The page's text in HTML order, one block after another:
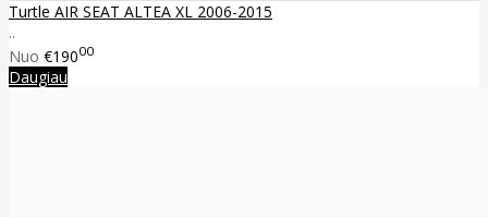
Turtle AIR SEAT ALTEA XL 2006-2015
..
Nuo €19000
Daugiau